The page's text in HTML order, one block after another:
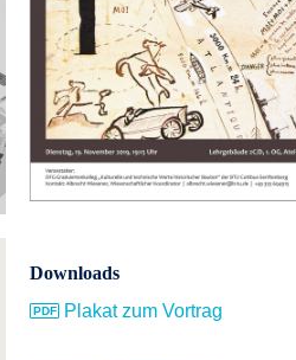
Downloads
Plakat zum Vortrag